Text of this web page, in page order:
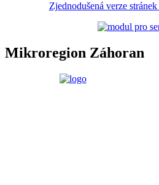
Zjednodušená verze
Mikroregion Záhoran